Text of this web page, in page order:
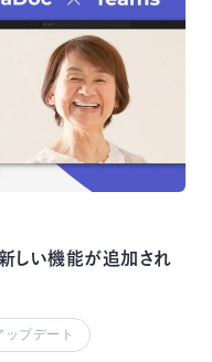
しい機能が追加され
ップデート